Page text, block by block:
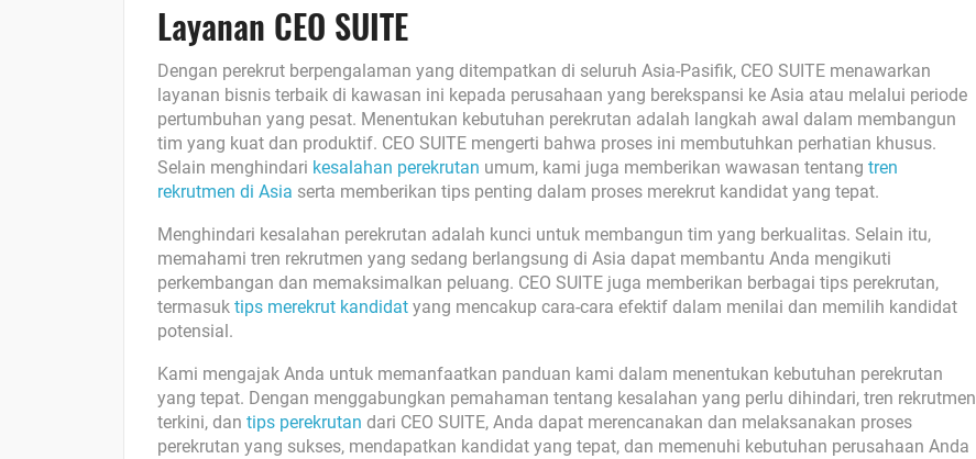
Layanan CEO SUITE
Dengan perekrut berpengalaman yang ditempatkan di seluruh Asia-Pasifik, CEO SUITE menawarkan
layanan bisnis terbaik di kawasan ini kepada perusahaan yang berekspansi ke Asia atau melalui periode
pertumbuhan yang pesat. Menentukan kebutuhan perekrutan adalah langkah awal dalam membangun
tim yang kuat dan produktif. CEO SUITE mengerti bahwa proses ini membutuhkan perhatian khusus.
Selain menghindari kesalahan perekrutan umum, kami juga memberikan wawasan tentang tren
rekrutmen di Asia serta memberikan tips penting dalam proses merekrut kandidat yang tepat.
Menghindari kesalahan perekrutan adalah kunci untuk membangun tim yang berkualitas. Selain itu,
memahami tren rekrutmen yang sedang berlangsung di Asia dapat membantu Anda mengikuti
perkembangan dan memaksimalkan peluang. CEO SUITE juga memberikan berbagai tips perekrutan,
termasuk tips merekrut kandidat yang mencakup cara-cara efektif dalam menilai dan memilih kandidat
potensial.
Kami mengajak Anda untuk memanfaatkan panduan kami dalam menentukan kebutuhan perekrutan
yang tepat. Dengan menggabungkan pemahaman tentang kesalahan yang perlu dihindari, tren rekrutmen
terkini, dan tips perekrutan dari CEO SUITE, Anda dapat merencanakan dan melaksanakan proses
perekrutan yang sukses, mendapatkan kandidat yang tepat, dan memenuhi kebutuhan perusahaan Anda